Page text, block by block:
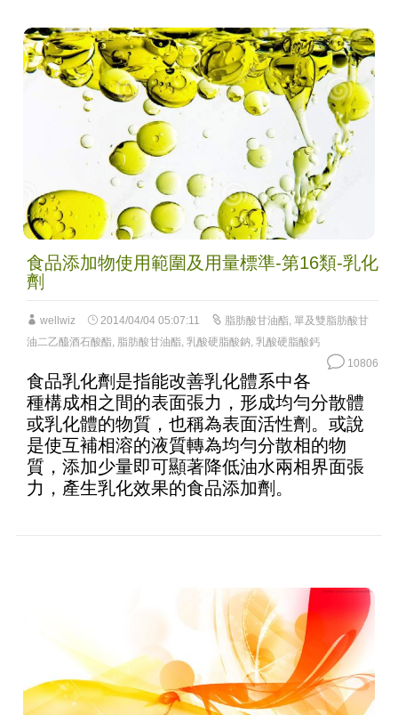
食品添加物使用範圍及用量標準-第16類-乳化
劑
wellwiz 2014/04/04 05:07:11 脂肪酸甘油酯 單及雙脂肪酸甘
油二乙醯酒石酸酯 脂肪酸甘油酯 乳酸硬脂酸鈉 乳酸硬脂酸鈣
10806
食品乳化劑是指能改善乳化體系中各
種構成相之間的表面張力，形成均勻分散體
或乳化體的物質，也稱為表面活性劑。或說
是使互補相溶的液質轉為均勻分散相的物
質，添加少量即可顯著降低油水兩相界面張
力，產生乳化效果的食品添加劑。